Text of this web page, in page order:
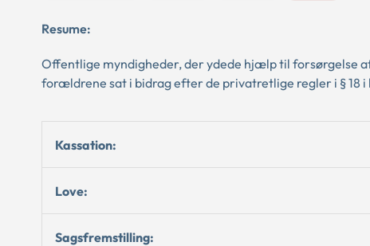
Resume:
Offentlige myndigheder, der ydede hjælp til forsørgelse
forældrene sat i bidrag efter de privatretlige regler i § 18 i
Kassation:
Love:
Sagsfremstilling: